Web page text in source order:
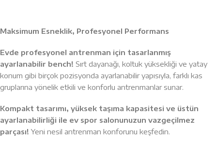
Maksimum Esneklik, Profesyonel Performans
Evde profesyonel antrenman için tasarlanmış
ayarlanabilir bench! Sırt dayanağı, koltuk yüksekliği ve yatay
konum gibi birçok pozisyonda ayarlanabilir yapısıyla, farklı kas
gruplarına yönelik etkili ve konforlu antrenmanlar sunar.
Kompakt tasarımı, yüksek taşıma kapasitesi ve üstün
ayarlanabilirliği ile ev spor salonunuzun vazgeçilmez
parçası! Yeni nesil antrenman konforunu keşfedin.